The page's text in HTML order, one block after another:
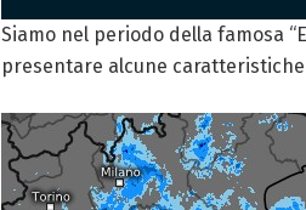
Siamo nel periodo della famosa
presentare alcune caratteristiche